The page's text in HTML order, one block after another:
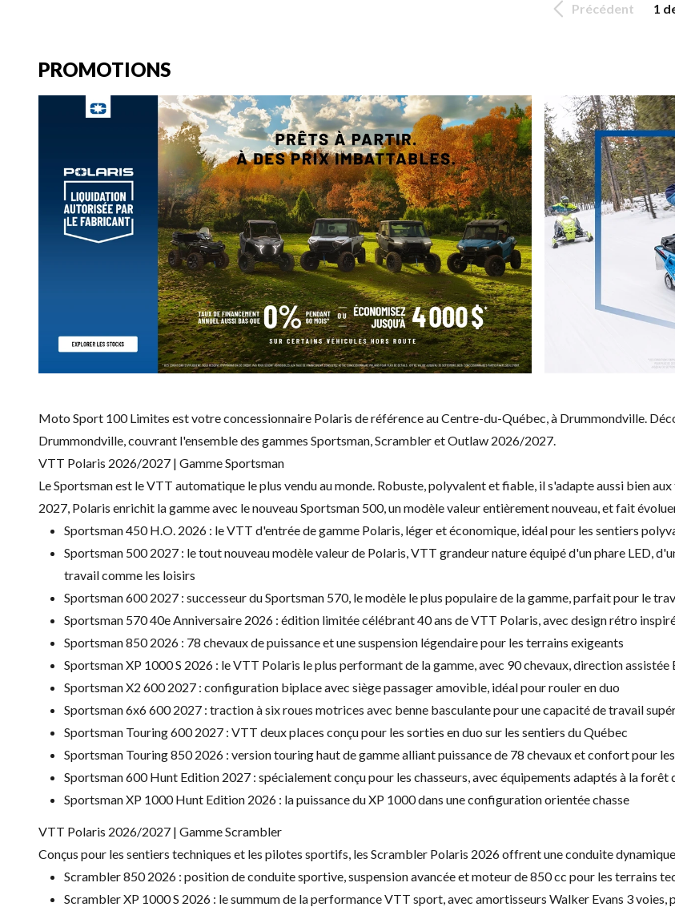
Précédent 1
PROMOTIONS
Moto Sport 100 Limites est votre concessionnaire Polaris de référence au Centre-du-Québec, à Drummondville.
Drummondville, couvrant l'ensemble des gammes Sportsman, Scrambler et Outlaw 2026/2027.
VTT Polaris 2026/2027 | Gamme Sportsman
Le Sportsman est le VTT automatique le plus vendu au monde. Robuste, polyvalent et fiable, il s'adapte aussi bien
2027, Polaris enrichit la gamme avec le nouveau Sportsman 500, un modèle valeur entièrement nouveau, et fait
Sportsman 450 H.O. 2026 : le VTT d'entrée de gamme Polaris, léger et économique, idéal pour les sentiers
Sportsman 500 2027 : le tout nouveau modèle valeur de Polaris, VTT grandeur nature équipé d'un phare LED,
travail comme les loisirs
Sportsman 600 2027 : successeur du Sportsman 570, le modèle le plus populaire de la gamme, parfait pour le
Sportsman 570 40e Anniversaire 2026 : édition limitée célébrant 40 ans de VTT Polaris, avec design rétro
Sportsman 850 2026 : 78 chevaux de puissance et une suspension légendaire pour les terrains exigeants
Sportsman XP 1000 S 2026 : le VTT Polaris le plus performant de la gamme, avec 90 chevaux, direction
Sportsman X2 600 2027 : configuration biplace avec siège passager amovible, idéal pour rouler en duo
Sportsman 6x6 600 2027 : traction à six roues motrices avec benne basculante pour une capacité de travail
Sportsman Touring 600 2027 : VTT deux places conçu pour les sorties en duo sur les sentiers du Québec
Sportsman Touring 850 2026 : version touring haut de gamme alliant puissance de 78 chevaux et confort pour
Sportsman 600 Hunt Edition 2027 : spécialement conçu pour les chasseurs, avec équipements adaptés à la forêt
Sportsman XP 1000 Hunt Edition 2026 : la puissance du XP 1000 dans une configuration orientée chasse
VTT Polaris 2026/2027 | Gamme Scrambler
Conçus pour les sentiers techniques et les pilotes sportifs, les Scrambler Polaris 2026 offrent une conduite
Scrambler 850 2026 : position de conduite sportive, suspension avancée et moteur de 850 cc pour les terrains
Scrambler XP 1000 S 2026 : le summum de la performance VTT sport, avec amortisseurs Walker Evans 3